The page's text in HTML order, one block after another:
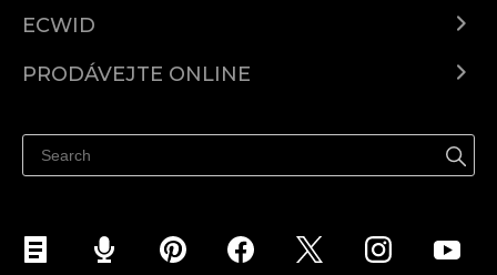
ECWID
Ceny
PRODÁVEJTE ONLINE
Prodávejte na Facebooku
Prodávejte na Instagramu